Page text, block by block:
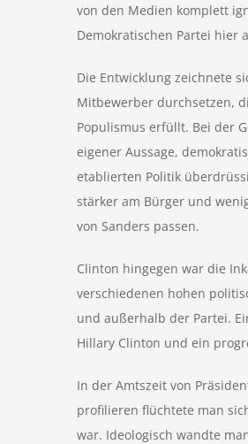
von den Medien komplett
Demokratischen Partei hier
Die Entwicklung zeichnete
Mitbewerber durchsetzen,
Populismus erfüllt. Bei der
eigener Aussage,
etablierten Politik
stärker am Bürger und
von Sanders passen.
Clinton hingegen war die
verschiedenen hohen
und außerhalb der Partei.
Hillary Clinton und ein
In der Amtszeit von
profilieren flüchtete man
war. Ideologisch wandte